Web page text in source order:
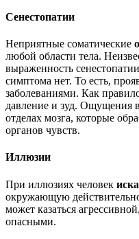
Сенестопатии
Неприятные соматические
любой области тела.
выраженность
симптома нет. То есть,
заболеваниями. Как
давление и зуд. Ощущения
отделах мозга, которые
органов чувств.
Иллюзии
При иллюзиях человек
окружающую
может казаться
опасными.